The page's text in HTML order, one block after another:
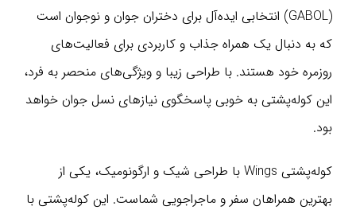
(GABOL) انتخابی ایده‌آل برای دختران جوان و نوجوان است
که به دنبال یک همراه جذاب و کاربردی برای فعالیت‌های
روزمره خود هستند. با طراحی زیبا و ویژگی‌های منحصر به فرد،
این کوله‌پشتی به خوبی پاسخگوی نیازهای نسل جوان خواهد
بود.
کوله‌پشتی Wings با طراحی شیک و ارگونومیک، یکی از
بهترین همراهان سفر و ماجراجویی شماست. این کوله‌پشتی با